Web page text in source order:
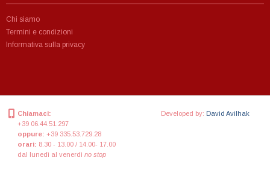
Chi siamo
Termini e condizioni
Informativa sulla privacy
Chiamaci:
+39 06.44.51.297
oppure: +39 335.53.729.28
orari: 8.30 - 13.00 / 14.00- 17.00
dal lunedì al venerdì no stop
Developed by: David Avilhak